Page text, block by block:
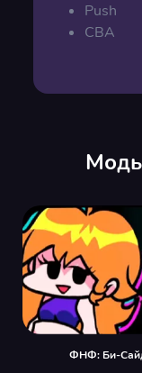
Push
CBA
ФНФ: Би-